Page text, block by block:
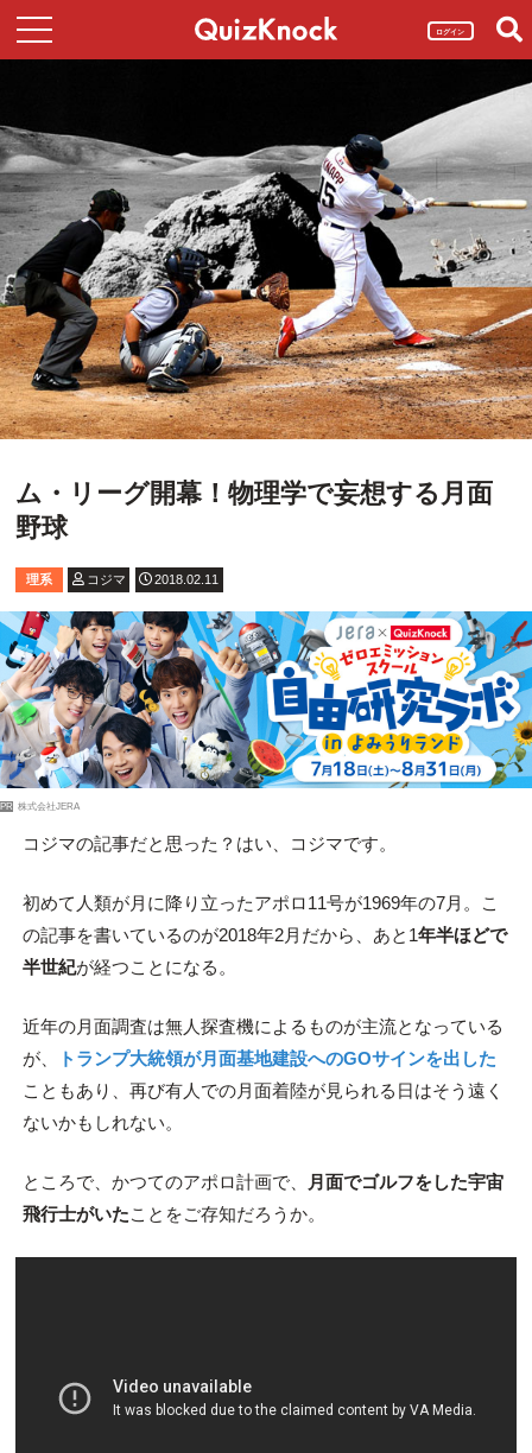
ログイン
ム・リーグ開幕！物理学で妄想する月面
野球
理系 コジマ 2018.02.11
PR 株式会社JERA
コジマの記事だと思った？はい、コジマです。
初めて人類が月に降り立ったアポロ11号が1969年の7月。こ
の記事を書いているのが2018年2月だから、あと1年半ほどで
半世紀が経つことになる。
近年の月面調査は無人探査機によるものが主流となっている
が、
トランプ大統領が月面基地建設へのGOサインを出した
こともあり、再び有人での月面着陸が見られる日はそう遠く
ないかもしれない。
ところで、かつてのアポロ計画で、
月面でゴルフをした宇宙
飛行士がいたことをご存知だろうか。